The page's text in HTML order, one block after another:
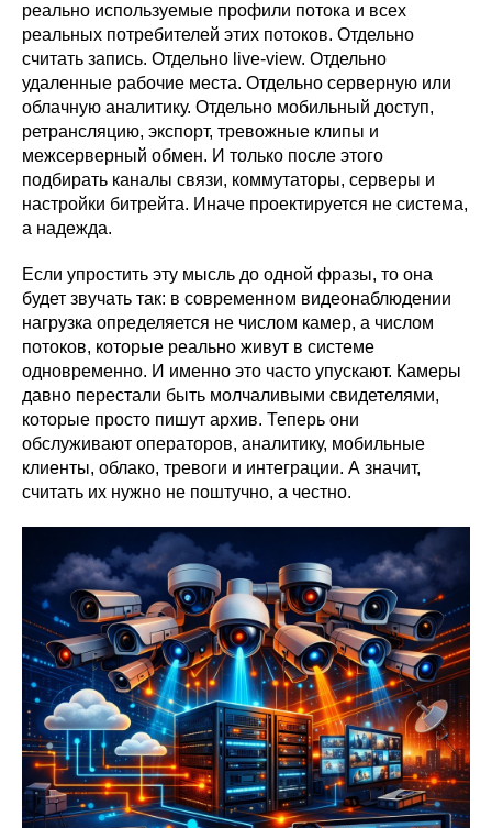
реально используемые профили потока и всех
реальных потребителей этих потоков. Отдельно
считать запись. Отдельно live-view. Отдельно
удаленные рабочие места. Отдельно серверную или
облачную аналитику. Отдельно мобильный доступ,
ретрансляцию, экспорт, тревожные клипы и
межсерверный обмен. И только после этого
подбирать каналы связи, коммутаторы, серверы и
настройки битрейта. Иначе проектируется не система,
а надежда.
Если упростить эту мысль до одной фразы, то она
будет звучать так: в современном видеонаблюдении
нагрузка определяется не числом камер, а числом
потоков, которые реально живут в системе
одновременно. И именно это часто упускают. Камеры
давно перестали быть молчаливыми свидетелями,
которые просто пишут архив. Теперь они
обслуживают операторов, аналитику, мобильные
клиенты, облако, тревоги и интеграции. А значит,
считать их нужно не поштучно, а честно.